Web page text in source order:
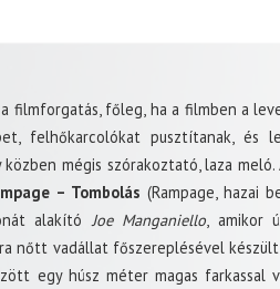
filmforgatás, főleg, ha a filmben a
felhőkarcolókat pusztítanak, és
mégis szórakoztató, laza
– Tombolás (Rampage, hazai
alakítóJoe Manganiello, amikor
nőtt vadállat főszereplésével
egy húsz méter magas farkassal